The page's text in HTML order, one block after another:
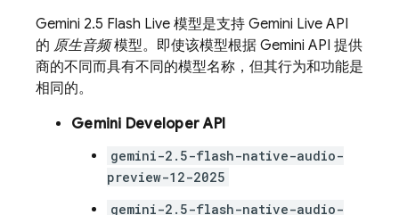
Gemini 2.5 Flash Live 模型是支持 Gemini Live API
的 原生音频模型。即使该模型根据 Gemini API 提供
商的不同而具有不同的模型名称，但其行为和功能是
相同的。
Gemini Developer API
gemini-2.5-flash-native-audio-
preview-12-2025
gemini-2.5-flash-native-audio-